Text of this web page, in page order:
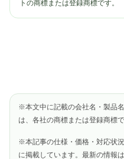
トの商標または登録商標です。
※本文中に記載の会社名・製品
は、各社の商標または登録商標
※本記事の仕様・価格・対応状
に掲載しています。最新の情報